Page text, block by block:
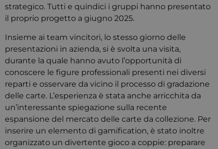
strategico. Tutti e quindici i gruppi hanno presentato
il proprio progetto a giugno 2025.
Insieme ai team vincitori, lo stesso giorno delle
presentazioni in azienda, si è svolta una visita,
durante la quale hanno avuto l’opportunità di
conoscere le figure professionali presenti nei diversi
reparti e osservare da vicino il processo di gradazione
delle carte. L’esperienza è stata anche arricchita da
un’interessante spiegazione sulla recente
espansione del mercato delle carte da collezione. Per
inserire un elemento di gamification, è stato inoltre
organizzato un divertente gioco a coppie: preparare